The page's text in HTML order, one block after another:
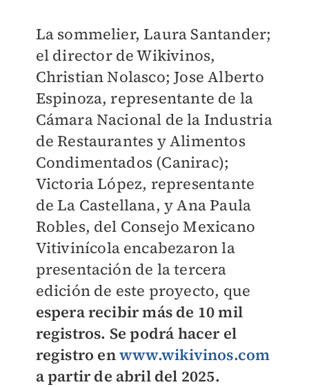
La sommelier, Laura Santander;
el director de Wikivinos,
Christian Nolasco; Jose Alberto
Espinoza, representante de la
Cámara Nacional de la Industria
de Restaurantes y Alimentos
Condimentados (Canirac);
Victoria López, representante
de La Castellana, y Ana Paula
Robles, del Consejo Mexicano
Vitivinícola encabezaron la
presentación de la tercera
edición de este proyecto, que
espera recibir más de 10 mil
registros. Se podrá hacer el
registro enwww.wikivinos.com
a partir de abril del 2025.